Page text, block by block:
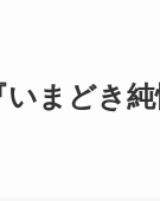
いまどき